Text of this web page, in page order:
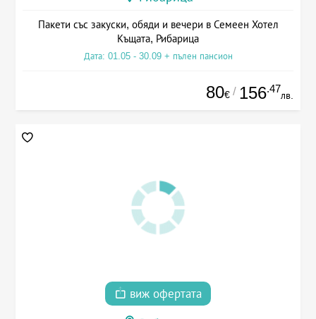
Пакети със закуски, обяди и вечери в Семеен Хотел
Къщата, Рибарица
Дата: 01.05 - 30.09 + пълен пансион
80€ / 156.47
лв.
виж офертата